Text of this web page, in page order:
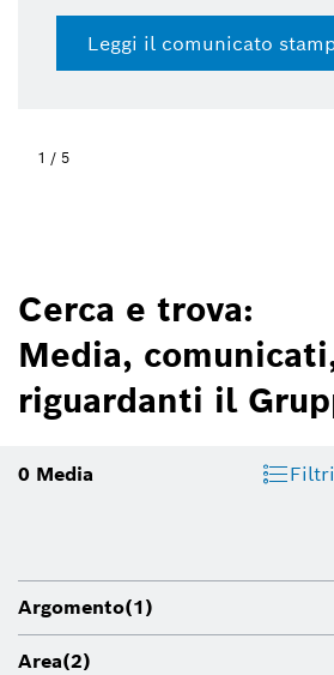
Leggi il comunicato
1 / 5
Cerca e trova:
Media,
riguardanti il
0 Media
Argomento(1)
Area(2)